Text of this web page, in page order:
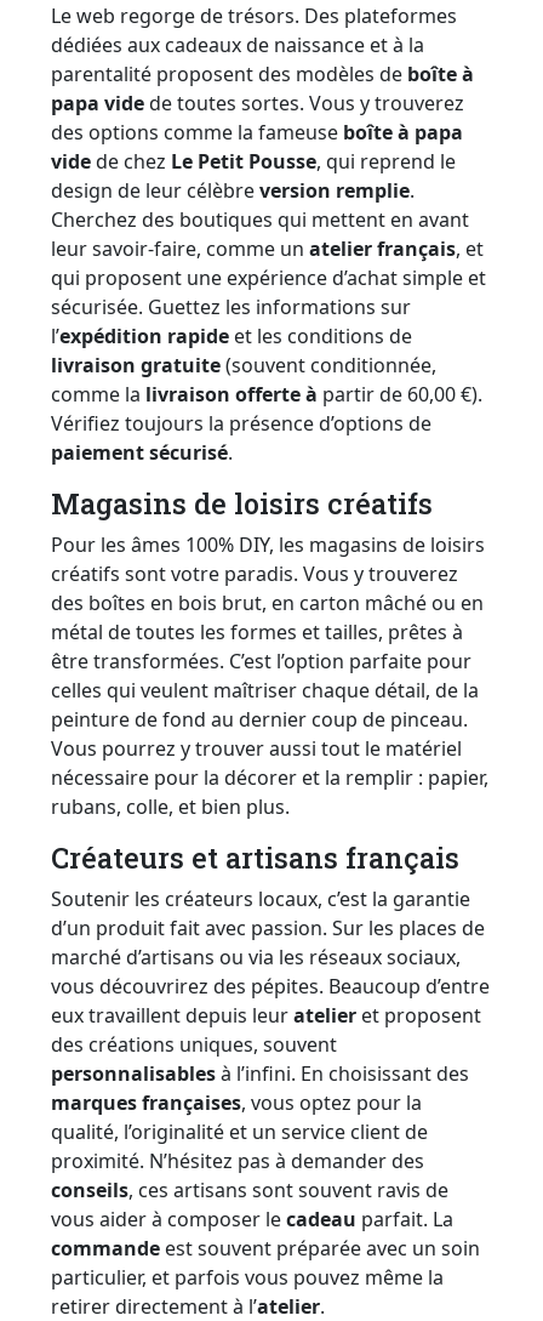
Le web regorge de trésors. Des plateformes
dédiées aux cadeaux de naissance et à la
parentalité proposent des modèles de boîte à
papa videde toutes sortes. Vous y trouverez
des options comme la fameuse boîte à papa
videde chez Le Petit Pousse, qui reprend le
design de leur célèbreversion remplie.
Cherchez des boutiques qui mettent en avant
leur savoir-faire, comme un atelier français, et
qui proposent une expérience d’achat simple et
sécurisée. Guettez les informations sur
l’expédition rapide et les conditions de
livraison gratuite(souvent conditionnée,
comme la livraison offerte à partir de 60,00 €).
Vérifiez toujours la présence d’options de
paiement sécurisé.
Magasins de loisirs créatifs
Pour les âmes 100% DIY, les magasins de loisirs
créatifs sont votre paradis. Vous y trouverez
des boîtes en bois brut, en carton mâché ou en
métal de toutes les formes et tailles, prêtes à
être transformées. C’est l’option parfaite pour
celles qui veulent maîtriser chaque détail, de la
peinture de fond au dernier coup de pinceau.
Vous pourrez y trouver aussi tout le matériel
nécessaire pour la décorer et la remplir : papier,
rubans, colle, et bien plus.
Créateurs et artisans français
Soutenir les créateurs locaux, c’est la garantie
d’un produit fait avec passion. Sur les places de
marché d’artisans ou via les réseaux sociaux,
vous découvrirez des pépites. Beaucoup d’entre
eux travaillent depuis leuratelier et proposent
des créations uniques, souvent
personnalisablesà l’infini. En choisissant des
marques françaises, vous optez pour la
qualité, l’originalité et un service client de
proximité. N’hésitez pas à demander des
conseils, ces artisans sont souvent ravis de
vous aider à composer lecadeau parfait. La
commande est souvent préparée avec un soin
particulier, et parfois vous pouvez même la
retirer directement à l’atelier.